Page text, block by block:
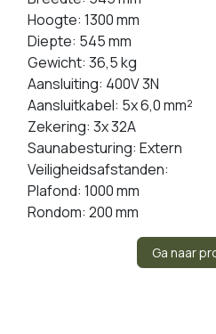
Hoogte: 1300 mm
Diepte: 545 mm
Gewicht: 36,5 kg
Aansluiting: 400V 3N
Aansluitkabel: 5x 6,0 mm²
Zekering: 3x 32A
Saunabesturing: Extern
Veiligheidsafstanden:
Plafond: 1000 mm
Rondom: 200 mm
Ga naar